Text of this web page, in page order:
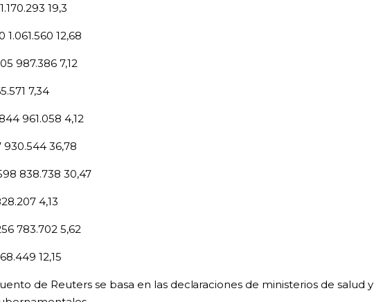
19,3
1.061.560 12,68
987.386 7,12
7,34
961.058 4,12
930.544 36,78
838.738 30,47
4,13
783.702 5,62
12,15
de Reuters se basa en las declaraciones de ministerios de salud y